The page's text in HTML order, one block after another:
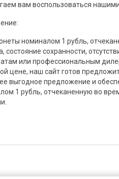
вам воспользоваться
номиналом 1 рубль,
состояние сохранности,
или профессиональным
цене, наш сайт готов
выгодное предложение и
1 рубль, отчеканенную во